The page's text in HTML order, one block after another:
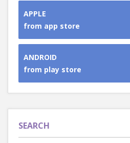
APPLE
from app store
ANDROID
from play store
SEARCH